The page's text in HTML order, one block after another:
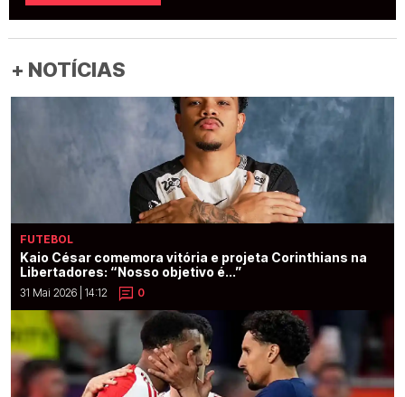
+ NOTÍCIAS
FUTEBOL
Kaio César comemora vitória e projeta Corinthians na
Libertadores: “Nosso objetivo é...”
31 Mai 2026 | 14:12 0